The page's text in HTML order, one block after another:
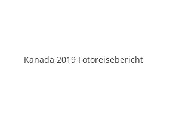
Kanada 2019 Fotoreisebericht